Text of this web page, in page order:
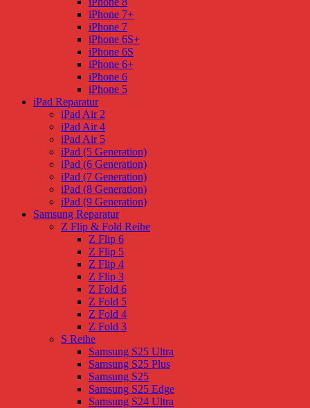
iPhone 7+
iPhone 7
iPhone 6S+
iPhone 6S
iPhone 6+
iPhone 6
iPhone 5
iPad Reparatur
iPad Air 2
iPad Air 4
iPad Air 5
iPad (5 Generation)
iPad (6 Generation)
iPad (7 Generation)
iPad (8 Generation)
iPad (9 Generation)
Samsung Reparatur
Z Flip & Fold Reihe
Z Flip 6
Z Flip 5
Z Flip 4
Z Flip 3
Z Fold 6
Z Fold 5
Z Fold 4
Z Fold 3
S Reihe
Samsung S25 Ultra
Samsung S25 Plus
Samsung S25
Samsung S25 Edge
Samsung S24 Ultra